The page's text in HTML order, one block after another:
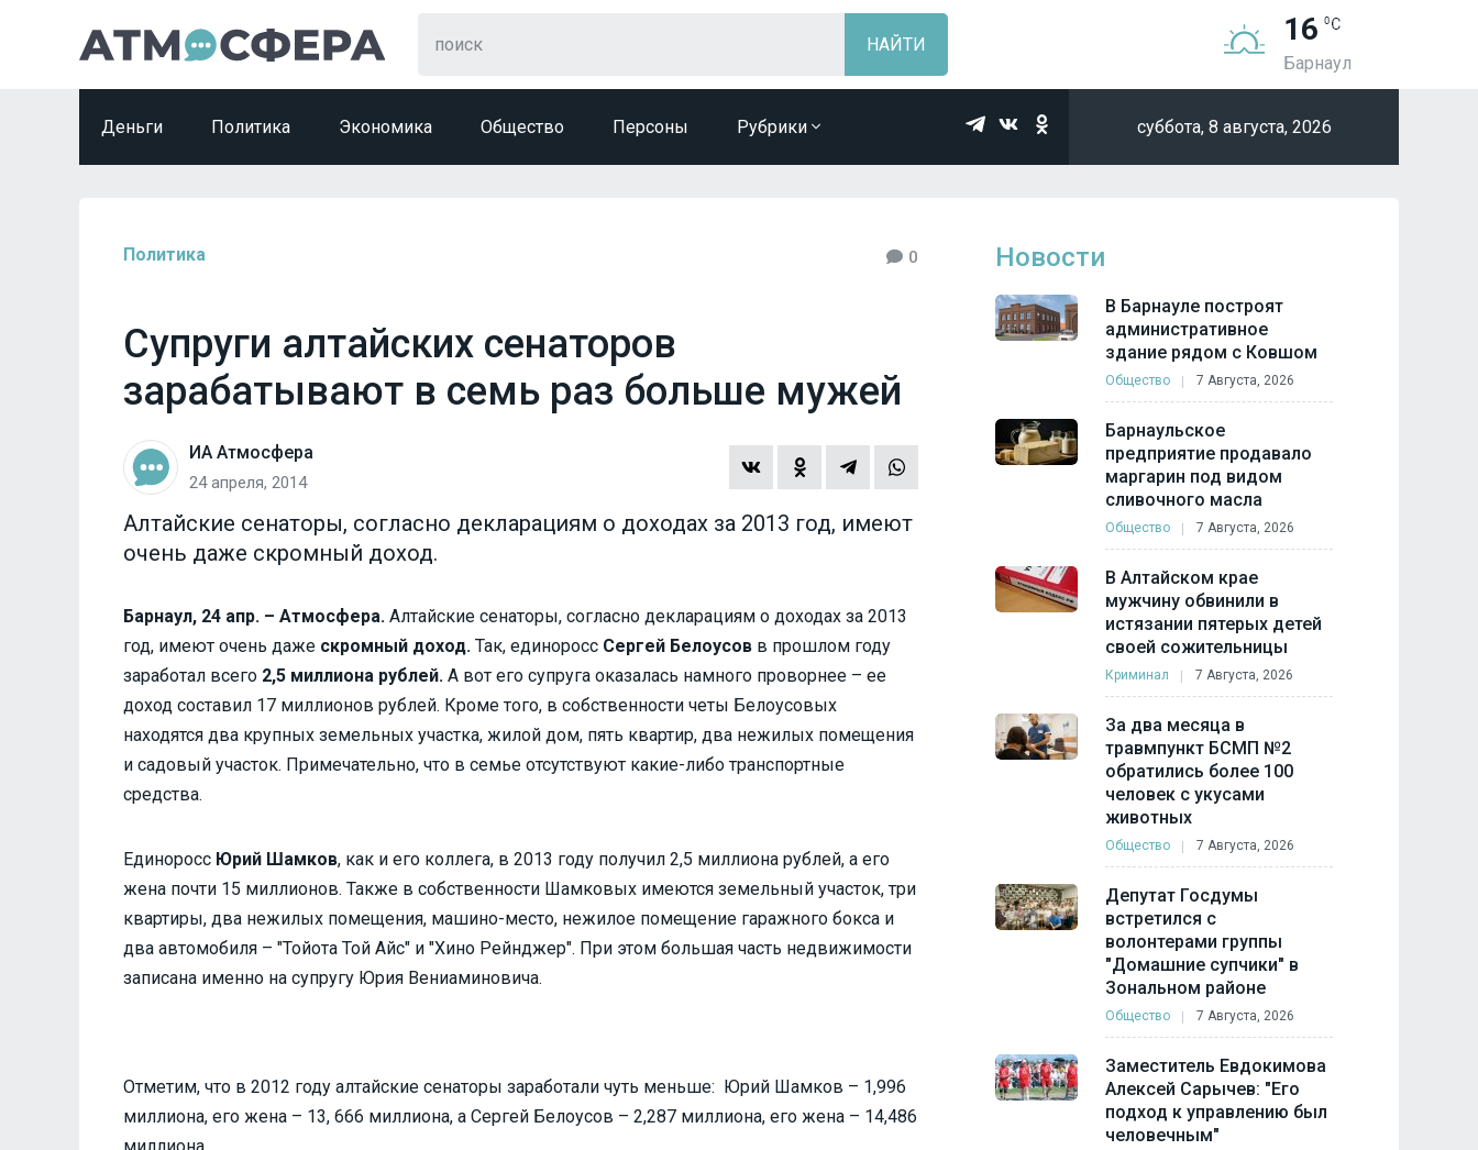
16
Барнаул
Деньги Политика Экономика Общество Персоны Рубрики суббота, 8 августа, 2026
Политика 0
Супруги алтайских сенаторов
зарабатывают в семь раз больше мужей
ИА Атмосфера
24 апреля, 2014
Алтайские сенаторы, согласно декларациям о доходах за 2013 год, имеют
очень даже скромный доход.
Барнаул, 24 апр. – Атмосфера. Алтайские сенаторы, согласно декларациям о доходах за 2013
год, имеют очень даже скромный доход. Так, единоросс Сергей Белоусов в прошлом году
заработал всего 2,5 миллиона рублей. А вот его супруга оказалась намного проворнее – ее
доход составил 17 миллионов рублей. Кроме того, в собственности четы Белоусовых
находятся два крупных земельных участка, жилой дом, пять квартир, два нежилых помещения
и садовый участок. Примечательно, что в семье отсутствуют какие-либо транспортные
средства.
Единоросс Юрий Шамков, как и его коллега, в 2013 году получил 2,5 миллиона рублей, а его
жена почти 15 миллионов. Также в собственности Шамковых имеются земельный участок, три
квартиры, два нежилых помещения, машино-место, нежилое помещение гаражного бокса и
два автомобиля – "Тойота Той Айс" и "Хино Рейнджер". При этом большая часть недвижимости
записана именно на супругу Юрия Вениаминовича.
Отметим, что в 2012 году алтайские сенаторы заработали чуть меньше: Юрий Шамков – 1,996
миллиона, его жена – 13, 666 миллиона, а Сергей Белоусов – 2,287 миллиона, его жена – 14,486
миллиона.
Новости
В Барнауле построят
административное
здание рядом с Ковшом
Общество 7 Августа, 2026
Барнаульское
предприятие продавало
маргарин под видом
сливочного масла
Общество 7 Августа, 2026
В Алтайском крае
мужчину обвинили в
истязании пятерых детей
своей сожительницы
Криминал 7 Августа, 2026
За два месяца в
травмпункт БСМП №2
обратились более 100
человек с укусами
животных
Общество 7 Августа, 2026
Депутат Госдумы
встретился с
волонтерами группы
"Домашние супчики" в
Зональном районе
Общество 7 Августа, 2026
Заместитель Евдокимова
Алексей Сарычев: "Его
подход к управлению был
человечным"